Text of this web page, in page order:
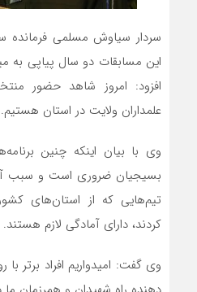
سردار سیاوش مسلمی فرمانده
این مسابقات دو سال پیاپی به
افزود: امروز شاهد حضور
علمداران ولایت در استان هستیم.
وی با بیان اینکه چنین
بسیجیان ضروری است و سبب
تیم‌هایی که از استان‌های
کردند، دارای آمادگی لازم هستند.
وی گفت: امیدواریم افراد برتر با